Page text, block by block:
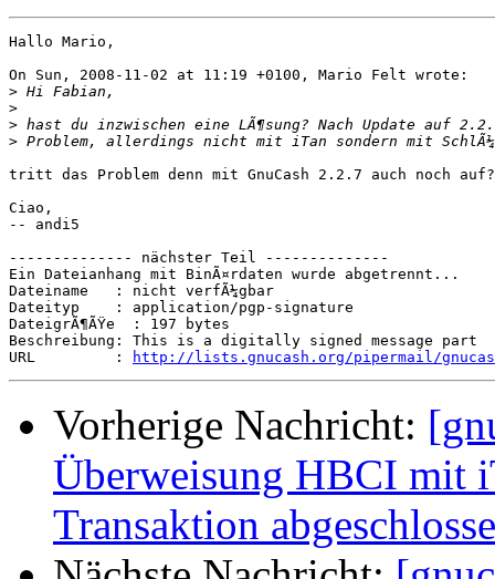
Hallo Mario,
On Sun, 2008-11-02 at 11:19 +0100, Mario Felt wrote:
>
>
>
>
tritt das Problem denn mit GnuCash 2.2.7 auch noch auf?
Ciao,
-- andi5
-------------- nächster Teil --------------
Ein Dateianhang mit BinÃ¤rdaten wurde abgetrennt...
Dateiname   : nicht verfÃ¼gbar
Dateityp    : application/pgp-signature
DateigrÃ¶ÃŸe  : 197 bytes
Beschreibung: This is a digitally signed message part
URL         :
http://lists.gnucash.org/pipermail/
Vorherige Nachricht:
Überweisung HBCI mit
Transaktion